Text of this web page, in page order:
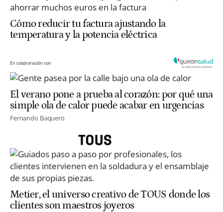
Cómo reducir tu factura ajustando la
temperatura y la potencia eléctrica
En colaboración con
El verano pone a prueba al corazón: por qué una
simple ola de calor puede acabar en urgencias
Fernando Baquero
Metier, el universo creativo de TOUS donde los
clientes son maestros joyeros